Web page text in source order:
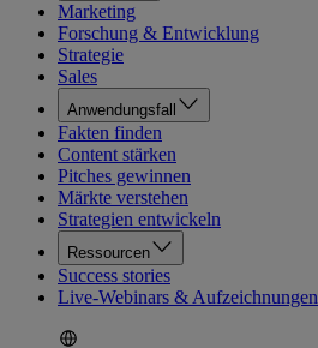
Marketing
Forschung & Entwicklung
Strategie
Sales
Anwendungsfall
Fakten finden
Content stärken
Pitches gewinnen
Märkte verstehen
Strategien entwickeln
Ressourcen
Success stories
Live-Webinars & Aufzeichnungen